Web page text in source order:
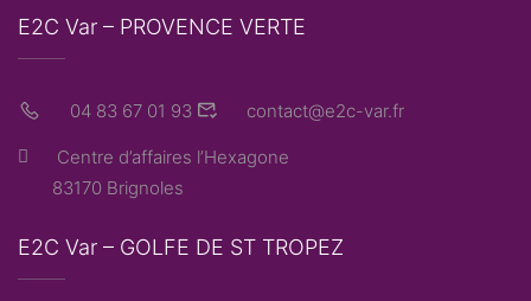
E2C Var – PROVENCE VERTE
04 83 67 01 93 contact@e2c-var.fr
Centre d’affaires l’Hexagone
83170 Brignoles
E2C Var – GOLFE DE ST TROPEZ